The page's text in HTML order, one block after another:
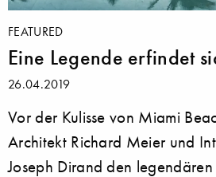
FEATURED
Eine Legende erfindet
26.04.2019
Vor der Kulisse von Miami
Architekt Richard Meier und
Joseph Dirand den